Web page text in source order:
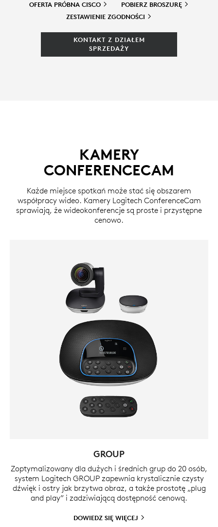
OFERTA PRÓBNA CISCO POBIERZ BROSZURĘ
ZESTAWIENIE ZGODNOŚCI
KONTAKT Z DZIAŁEM
SPRZEDAŻY
KAMERY
CONFERENCECAM
Każde miejsce spotkań może stać się obszarem
współpracy wideo. Kamery Logitech ConferenceCam
sprawiają, że wideokonferencje są proste i przystępne
cenowo.
GROUP
Zoptymalizowany dla dużych i średnich grup do 20 osób,
system Logitech GROUP zapewnia krystalicznie czysty
dźwięk i ostry jak brzytwa obraz, a także prostotę „plug
and play” i zadziwiającą dostępność cenową.
DOWIEDZ SIĘ WIĘCEJ